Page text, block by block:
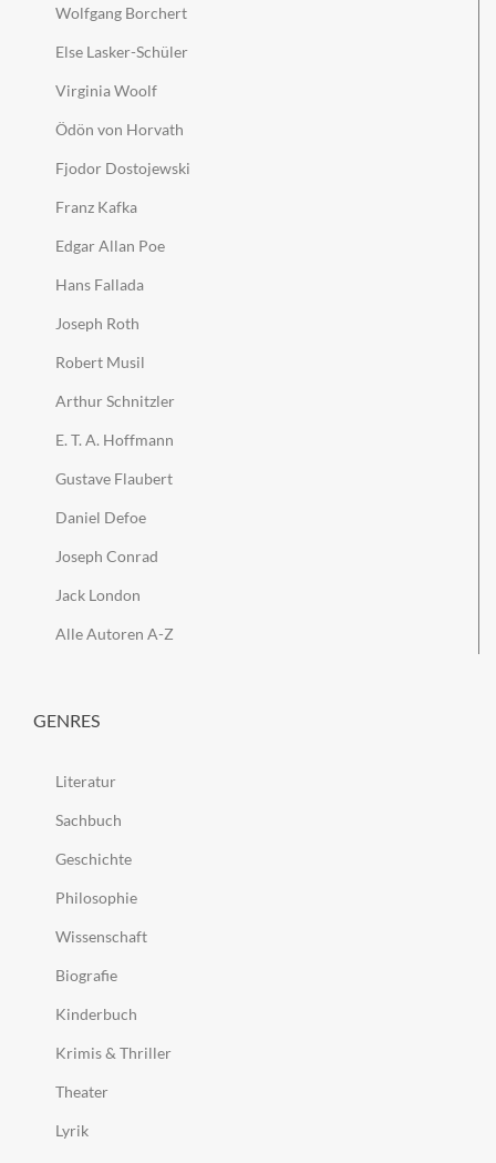
Wolfgang Borchert
Else Lasker-Schüler
Virginia Woolf
Ödön von Horvath
Fjodor Dostojewski
Franz Kafka
Edgar Allan Poe
Hans Fallada
Joseph Roth
Robert Musil
Arthur Schnitzler
E. T. A. Hoffmann
Gustave Flaubert
Daniel Defoe
Joseph Conrad
Jack London
Alle Autoren A-Z
GENRES
Literatur
Sachbuch
Geschichte
Philosophie
Wissenschaft
Biografie
Kinderbuch
Krimis & Thriller
Theater
Lyrik